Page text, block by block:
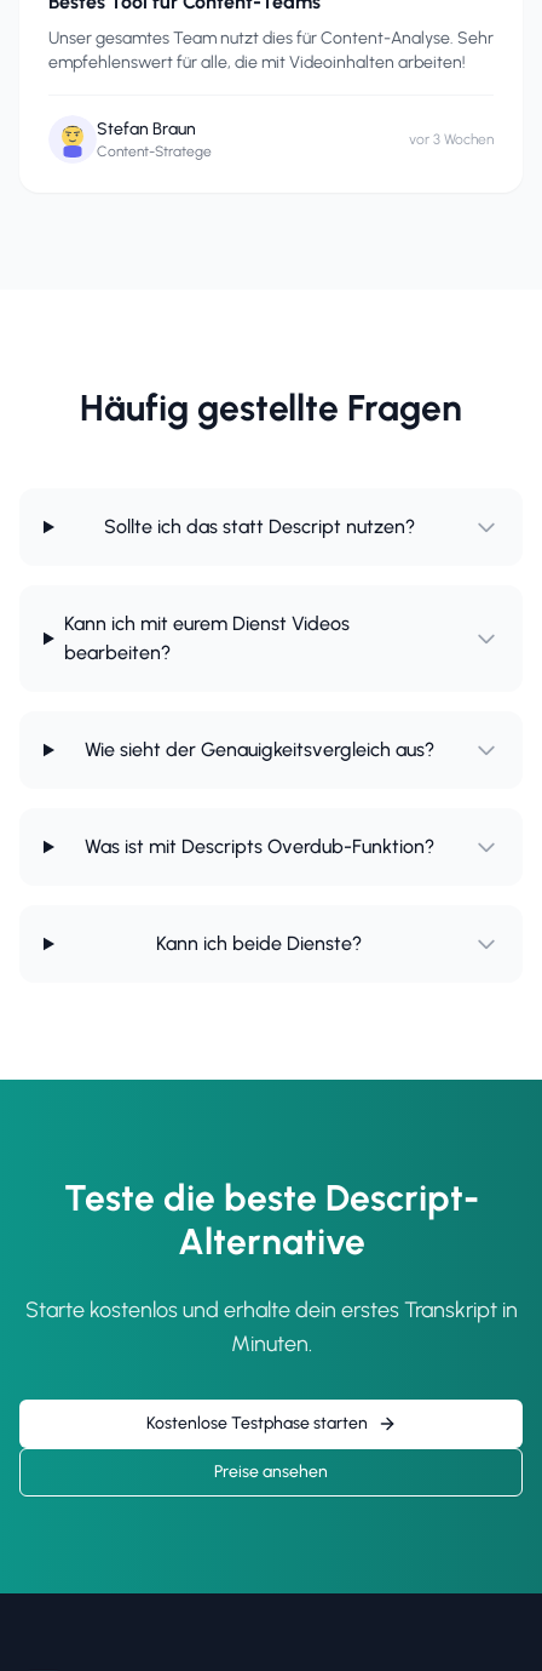
Unser gesamtes Team nutzt dies für Content-Analyse. Sehr
empfehlenswert für alle, die mit Videoinhalten arbeiten!
Stefan Braun
Content-Stratege
vor 3 Wochen
Häufig gestellte Fragen
Sollte ich das statt Descript nutzen?
Kann ich mit eurem Dienst Videos
bearbeiten?
Wie sieht der Genauigkeitsvergleich aus?
Was ist mit Descripts Overdub-Funktion?
Kann ich beide Dienste?
Teste die beste Descript-
Alternative
Starte kostenlos und erhalte dein erstes Transkript in
Minuten.
Kostenlose Testphase starten
Preise ansehen